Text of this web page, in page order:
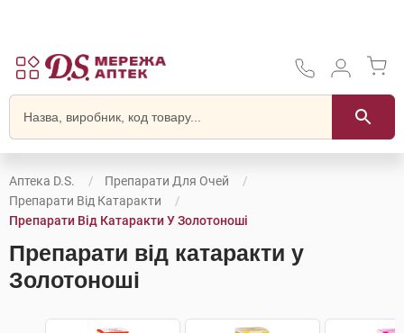
Аптека D.S.
Препарати Для Очей
Препарати Від Катаракти
Препарати Від Катаракти У Золотоноші
Препарати від катаракти у
Золотоноші